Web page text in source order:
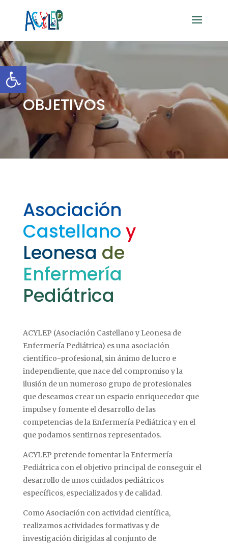
Abrir barra de herramientas
OBJETIVOS
Asociación
Castellano y
Leonesa de
Enfermería
Pediátrica
ACYLEP (Asociación Castellano y Leonesa de
Enfermería Pediátrica) es una asociación
científico-profesional, sin ánimo de lucro e
independiente, que nace del compromiso y la
ilusión de un numeroso grupo de profesionales
que deseamos crear un espacio enriquecedor que
impulse y fomente el desarrollo de las
competencias de la Enfermería Pediátrica y en el
que podamos sentirnos representados.
ACYLEP pretende fomentar la Enfermería
Pediátrica con el objetivo principal de conseguir el
desarrollo de unos cuidados pediátricos
específicos, especializados y de calidad.
Como Asociación con actividad científica,
realizamos actividades formativas y de
investigación dirigidas al conjunto de